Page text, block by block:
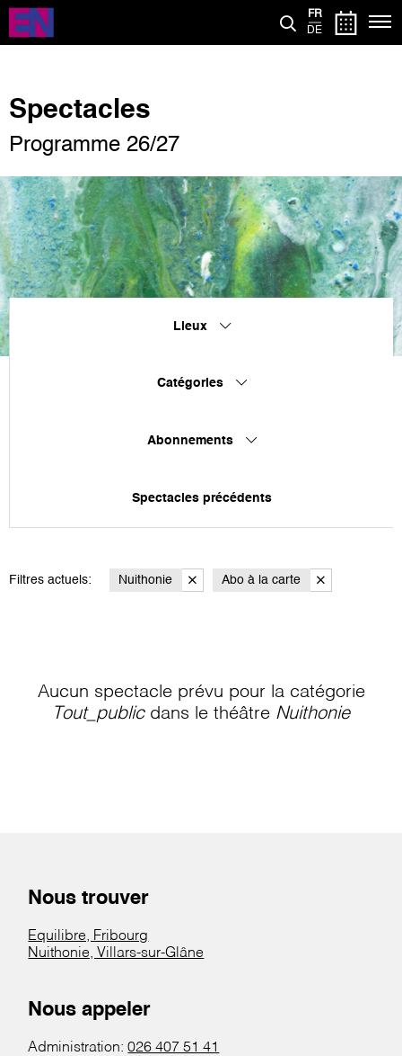
Aller
contenu
FR
DE
Spectacles
Programme 26/27
Lieux
Catégories
Abonnements
Spectacles précédents
Filtres actuels: Nuithonie Abo à la carte
Aucun spectacle prévu pour la catégorie
Tout_publicdans le théâtre Nuithonie
Nous trouver
Equilibre, Fribourg
Nuithonie, Villars-sur-Glâne
Nous appeler
Administration:026 407 51 41